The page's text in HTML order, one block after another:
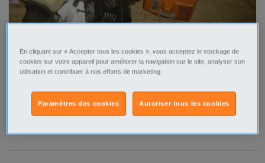
Contacter par email
En cliquant sur « Accepter tous les cookies », vous acceptez le stockage de
cookies sur votre appareil pour améliorer la navigation sur le site, analyser son
utilisation et contribuer à nos efforts de marketing.
Autoriser tous les cookies
Paramètres des cookies